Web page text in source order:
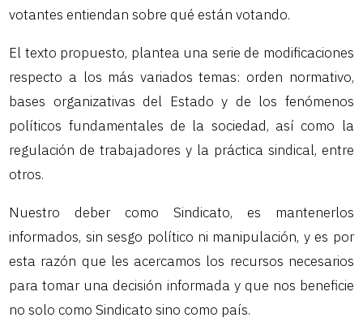
votantes entiendan sobre qué están votando.
El texto propuesto, plantea una serie de modificaciones
respecto a los más variados temas: orden normativo,
bases organizativas del Estado y de los fenómenos
políticos fundamentales de la sociedad, así como la
regulación de trabajadores y la práctica sindical, entre
otros.
Nuestro deber como Sindicato, es mantenerlos
informados, sin sesgo político ni manipulación, y es por
esta razón que les acercamos los recursos necesarios
para tomar una decisión informada y que nos beneficie
no solo como Sindicato sino como país.